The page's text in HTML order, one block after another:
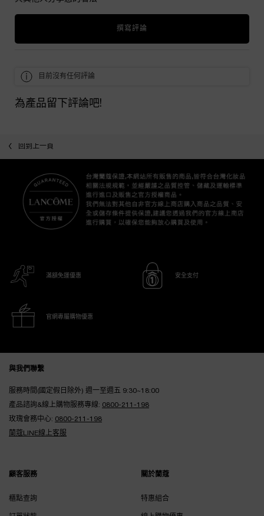
撰寫評論
目前沒有任何評論
為產品留下評論吧!
回到上一頁
滿額免運優惠 安全支付
官網專屬購物優惠
與我們聯繫
服務時間(國定假日除外) 週一至週五 9:30~18:00
產品諮詢&線上購物服務專線: 0800-211-198
玫瑰會務中心: 0800-211-198
蘭蔻LINE線上客服
顧客服務
櫃點查詢
關於蘭蔻
特惠組合